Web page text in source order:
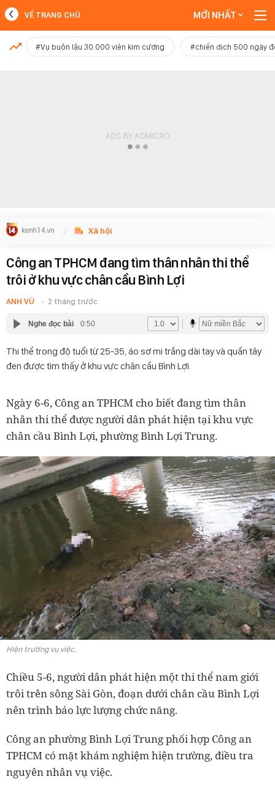
MỚI NHẤT
VỀ TRANG CHỦ MỚI NHẤT
#Vụ buôn lậu 30.000 viên kim cương #chiến dịch 500 ngày
Xã hội
Công an TPHCM đang tìm thân nhân thi thể
trôi ở khu vực chân cầu Bình Lợi
ANH VŨ 2 tháng trước
Nghe đọc bài 0:50
Thi thể trong độ tuổi từ 25-35, áo sơ mi trắng dài tay và quần tây
đen được tìm thấy ở khu vực chân cầu Bình Lợi.
Ngày 6-6, Công an TPHCM cho biết đang tìm thân
nhân thi thể được người dân phát hiện tại khu vực
chân cầu Bình Lợi, phường Bình Lợi Trung.
Hiện trường vụ việc.
Chiều 5-6, người dân phát hiện một thi thể nam giới
trôi trên sông Sài Gòn, đoạn dưới chân cầu Bình Lợi
nên trình báo lực lượng chức năng.
Công an phường Bình Lợi Trung phối hợp Công an
TPHCM có mặt khám nghiệm hiện trường, điều tra
nguyên nhân vụ việc.